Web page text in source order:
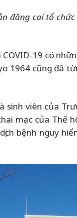
đăng cai tổ
19 có
1964 cũng đã
viên của
mạc của Thế
bệnh nguy